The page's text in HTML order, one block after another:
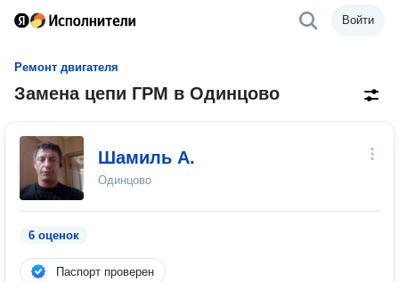
Войти
Ремонт двигателя
Замена цепи ГРМ в Одинцово
Шамиль А.
Одинцово
6 оценок
Паспорт проверен